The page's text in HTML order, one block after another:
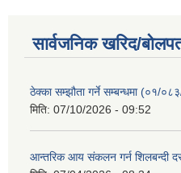
सार्वजनिक खरिद/
ठेक्का सम्झौता गर्ने सम्बन्धमा (०१/
मिति: 07/10/2026 - 09:52
आन्तरिक आय संकलन गर्न शिलबन्दी